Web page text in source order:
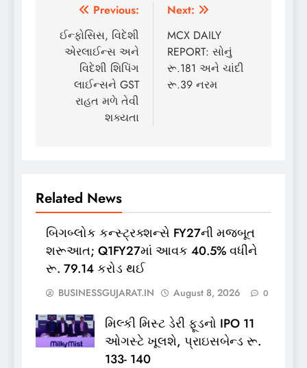
Post
navigation
Previous:
ઈન્ફોસિસ, વિદેશી
એરલાઈન્સ અને
વિદેશી શિપિંગ
લાઈન્સને GST
રાહત મળે તેવી
શક્યતા
Next:
MCX DAILY
REPORT: સોનું
રૂ.181 અને ચાંદી
રૂ.39 નરમ
Related News
બિગબ્લોક કન્સ્ટ્રક્શન્સે FY27ની મજબૂત
શરૂઆત; Q1FY27માં આવક 40.5% વધીને
રૂ. 79.14 કરોડ થઈ
BUSINESSGUJARAT.IN August 8, 2026 0
મિલ્કી મિસ્ટ ડેરી ફૂડનો IPO 11
ઓગસ્ટે ખૂલશે, પ્રાઇસબેન્ડ રૂ.
133- 140